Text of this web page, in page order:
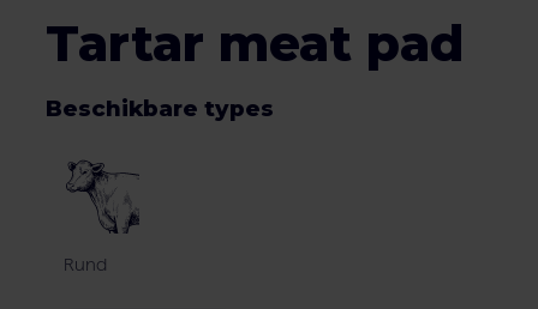
Tartar meat pad
Beschikbare types
Rund